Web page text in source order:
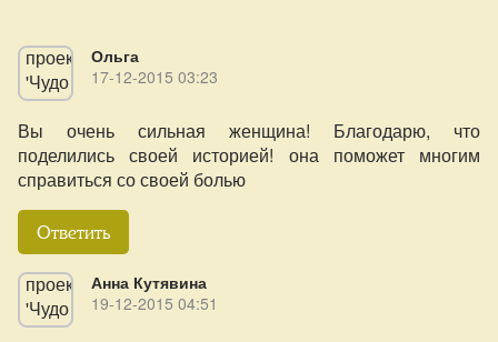
Ольга
17-12-2015 03:23
Вы очень сильная женщина! Благодарю, что
поделились своей историей! она поможет многим
справиться со своей болью
Ответить
Анна Кутявина
19-12-2015 04:51